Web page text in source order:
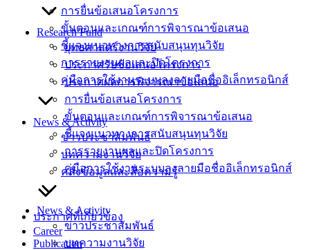
Research Fund
ยุทธศาสตร์งานวิจัย
ประกาศรับข้อเสนอโครงการ
ประกาศผลการพิจารณาข้อเสนอ
การยื่นข้อเสนอโครงการ
ขั้นตอนและเกณฑ์การพิจารณาข้อเสนอ
ชี้แจงแนวทางการสนับสนุนทุนวิจัย
การรายงานผลและปิดโครงการ
คู่มือการใช้งานระบบลงลายมือชื่ออิเล็กทรอนิกส์
News & Activity
ข่าวประชาสัมพันธ์
บทความงานวิจัย
การยื่นข้อเสนอโครงการ
ขั้นตอนและเกณฑ์การพิจารณาข้อเสนอ
ชี้แจงแนวทางการสนับสนุนทุนวิจัย
การรายงานผลและปิดโครงการ
คู่มือการใช้งานระบบลงลายมือชื่ออิเล็กทรอนิกส์
News & Activity
ข่าวประชาสัมพันธ์
บทความงานวิจัย
คลังข้อมูลและสื่อความรู้
ประกาศที่เกี่ยวข้อง
Career
Publication